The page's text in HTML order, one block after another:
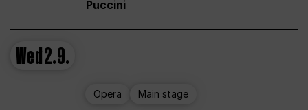
Puccini
Wed2.9.
Opera Main stage